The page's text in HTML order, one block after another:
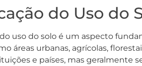
do Uso do
uso do solo é um aspecto
áreas urbanas, agrícolas,
e países, mas geralmente